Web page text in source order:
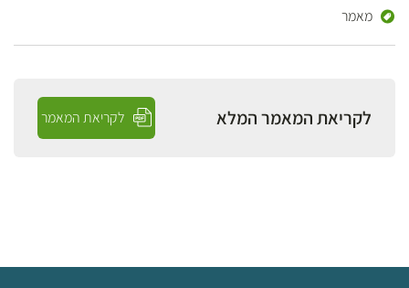
מאמר
לקריאת המאמר המלא לקריאת המאמר